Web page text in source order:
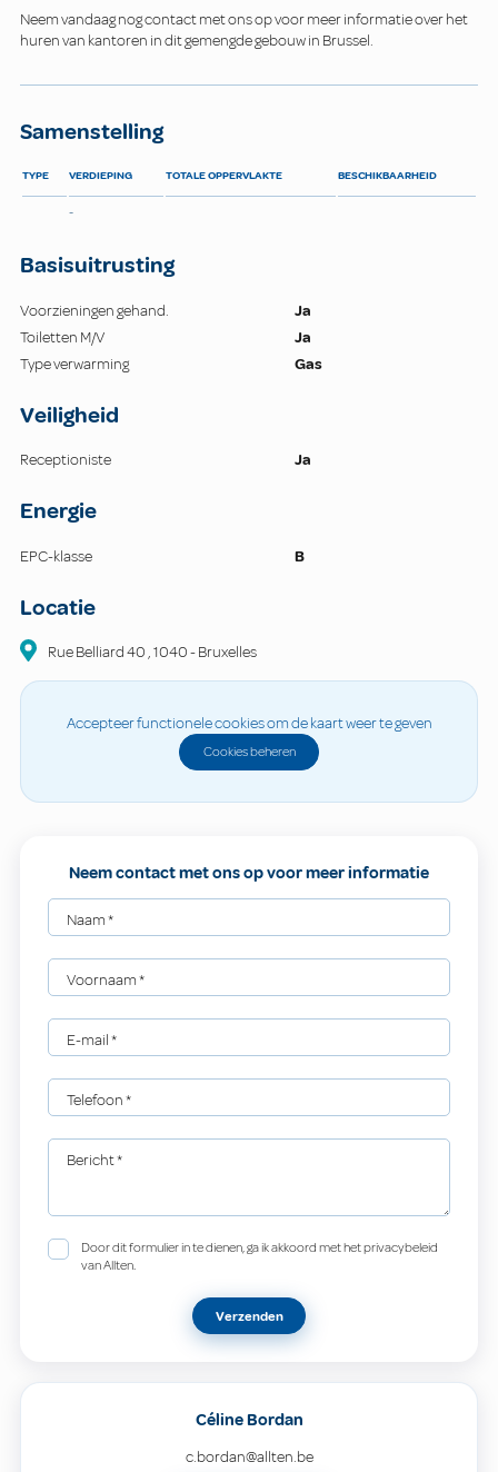
Neem vandaag nog contact met ons op voor meer informatie over het
huren van kantoren in dit gemengde gebouw in Brussel.
Samenstelling
TYPE VERDIEPING TOTALE OPPERVLAKTE BESCHIKBAARHEID
-
Basisuitrusting
Voorzieningen gehand.
Ja
Toiletten M/V
Ja
Type verwarming
Gas
Veiligheid
Receptioniste Ja
Energie
EPC-klasse B
Locatie
Rue Belliard 40 ,1040-Bruxelles
Accepteer functionele cookies om de kaart weer te geven
Cookies beheren
Neem contact met ons op voor meer informatie
Naam*
Voornaam*
E-mail*
Telefoon*
Bericht*
Door dit formulier in te dienen, ga ik akkoord met het privacybeleid
van Allten.
Verzenden
Céline Bordan
c.bordan@allten.be